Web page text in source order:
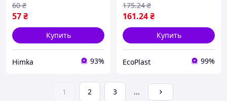
57₴
60 ₴
Купить
Himka 93%
161.24₴
175.24 ₴
Купить
EcoPlast 99%
1 2 3 ...